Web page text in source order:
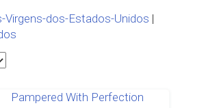
Virgens-dos-Estados-Unidos |